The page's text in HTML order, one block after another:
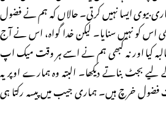
بیوی ایسا نہیں کرتی۔ حالاں کہ ہم نے فضول
اس کو نہیں سنایا۔ لیکن خدا گواہ، اس نے آج
کیا اور نہ کبھی ہم نے اسے ہر وقت میک اپ
بجٹ بناتے دیکھا۔ البتہ وہ ہمارے اوپر یہ
فضول خرچ ہیں۔ ہماری جیب میں پیسہ رکتا ہی